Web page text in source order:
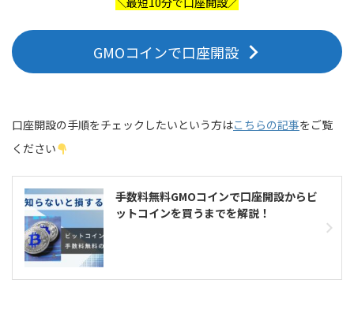
GMOコインで口座開設
口座開設の手順をチェックしたいという方はこちらの記事をご覧
ください
手数料無料GMOコインで口座開設からビ
ットコインを買うまでを解説！